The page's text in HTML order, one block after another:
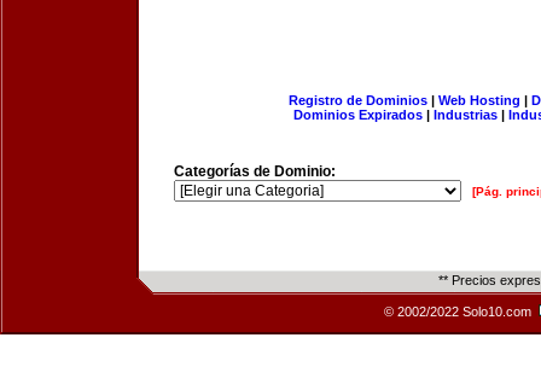
Registro de Dominios| Web Hosting |
Dominios Expirados | Industrias |
Categorías de Dominio:
[Pág.
** Precios
© 2002/2022 Solo10.com